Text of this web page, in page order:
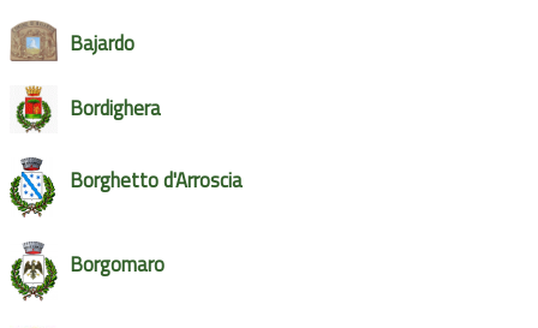
Bajardo
Bordighera
Borghetto d'Arroscia
Borgomaro